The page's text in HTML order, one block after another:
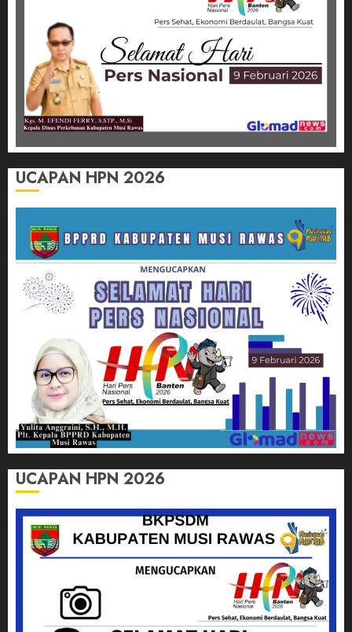
UCAPAN HPN 2026
UCAPAN HPN 2026